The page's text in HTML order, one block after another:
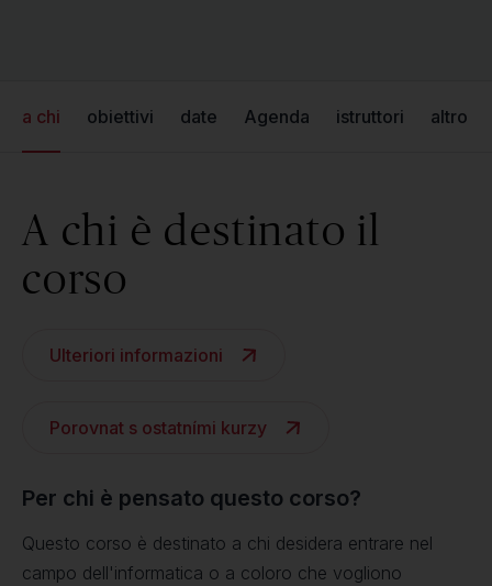
a chi obiettivi date Agenda istruttori altro
A chi è destinato il
corso
Ulteriori informazioni
Porovnat s ostatními kurzy
Per chi è pensato questo corso?
Questo corso è destinato a chi desidera entrare nel
campo dell'informatica o a coloro che vogliono